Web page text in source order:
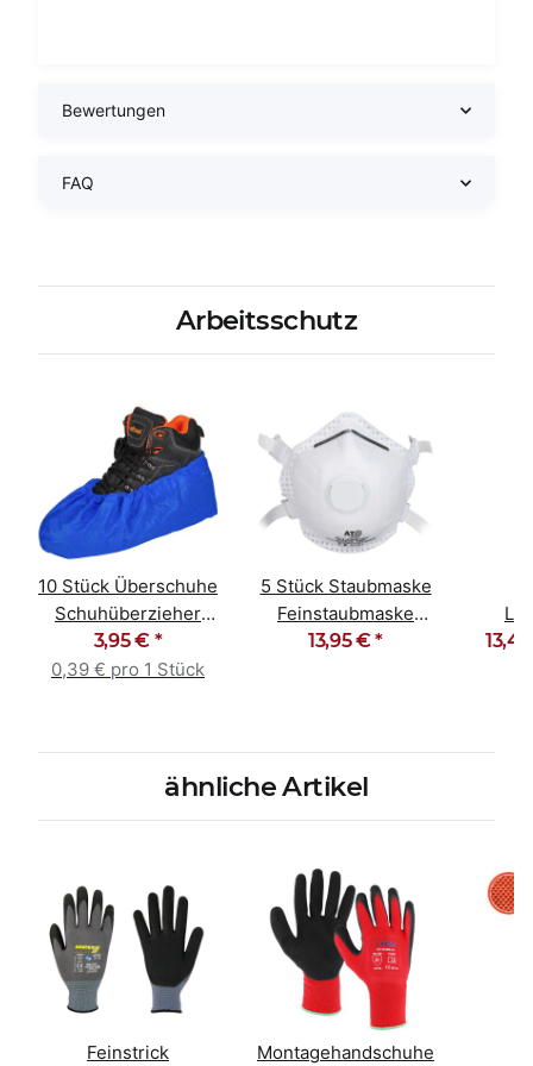
Bewertungen
FAQ
Arbeitsschutz
10 Stück Überschuhe
Schuhüberzieher
Überziehschuhe blau
3,95 € *
0,39 € pro 1 Stück
5 Stück Staubmaske
Feinstaubmaske
Atemschutz FFP3 NR
13,95 €*
ähnliche Artikel
Feinstrick
Montagehandschuhe